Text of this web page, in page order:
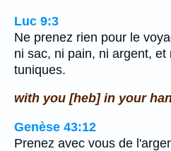
Luc 9:3
Ne prenez rien pour le
ni sac, ni pain, ni argent, et
tuniques.
with you [heb] in your
Genèse 43:12
Prenez avec vous de